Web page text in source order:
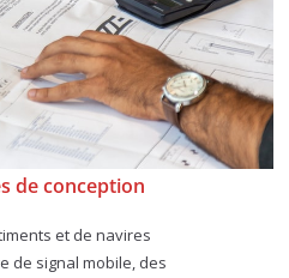
de conception
et de navires
de signal mobile, des